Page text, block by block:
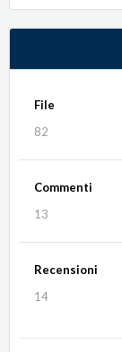
File
82
Commenti
13
Recensioni
14